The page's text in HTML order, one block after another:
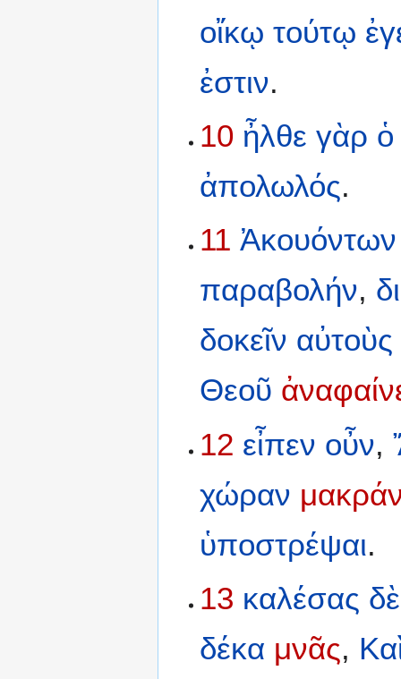
οἴκῳ τούτῳ
ἐστιν.
10 ἦλθε γὰρ ὁ
ἀπολωλός.
11 Ἀκουόντων
παραβολήν,
δοκεῖν αὐτοὺς
Θεοῦ
12 εἶπεν οὖν,
χώραν
ὑποστρέψαι.
13 καλέσας δὲ
δέκα μνᾶς,